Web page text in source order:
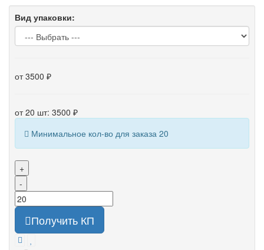
Вид упаковки:
от 3500 ₽
от 20 шт: 3500 ₽
Минимальное кол-во для заказа 20
+
-
Получить КП